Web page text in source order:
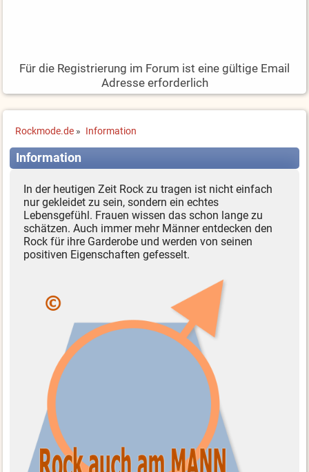
Für die Registrierung im Forum ist eine gültige Email
Adresse erforderlich
Rockmode.de » Information
Information
In der heutigen Zeit Rock zu tragen ist nicht einfach
nur gekleidet zu sein, sondern ein echtes
Lebensgefühl. Frauen wissen das schon lange zu
schätzen. Auch immer mehr Männer entdecken den
Rock für ihre Garderobe und werden von seinen
positiven Eigenschaften gefesselt.